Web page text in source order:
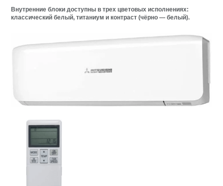
Внутренние блоки доступны в трех цветовых исполнениях:
классический белый, титаниум и контраст (чёрно — белый).